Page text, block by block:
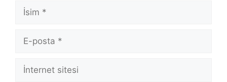
İsim
posta
İnternet
sitesi